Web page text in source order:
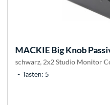
MACKIEBig Knob
schwarz, 2x2 Studio Monitor
Tasten: 5